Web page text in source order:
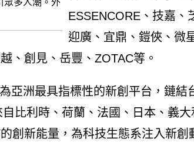
眾多人潮。外
ESSENCORE、技嘉、
迎廣、宜鼎、鎧俠、微
、創見、岳豐、ZOTAC等。
亞洲最具指標性的新創平台，鏈結
比利時、荷蘭、法國、日本、義
創新能量，為科技生態系注入新創